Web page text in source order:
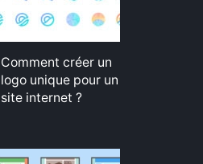
Comment créer un
logo unique pour un
site internet ?